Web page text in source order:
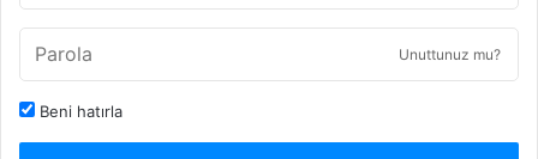
Unuttunuz mu?
Beni hatırla